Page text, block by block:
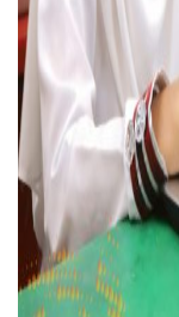
হলিউডে নতুন